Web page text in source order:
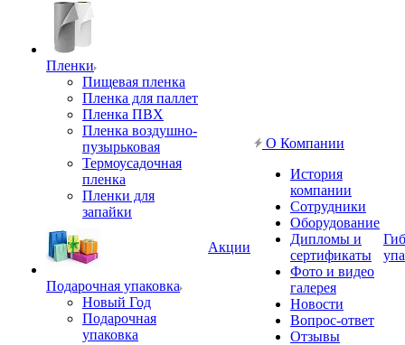
Пленки
Пищевая пленка
Пленка для паллет
Пленка ПВХ
Пленка воздушно-
пузырьковая
Термоусадочная
пленка
Пленки для
запайки
Подарочная упаковка
Новый Год
Подарочная
упаковка
Акции
О Компании
История
компании
Сотрудники
Оборудование
Дипломы и
сертификаты
Фото и видео
галерея
Новости
Вопрос-ответ
Отзывы